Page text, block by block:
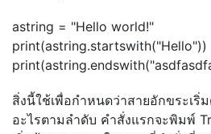
astring = "Hello world!"
print(astring.startswith("Hello"))
สิ่งนี้ใช้เพื่อกำหนดว่าสายอักขระเริ่
อะไรตามลำดับ คำสั่งแรกจะพิมพ์